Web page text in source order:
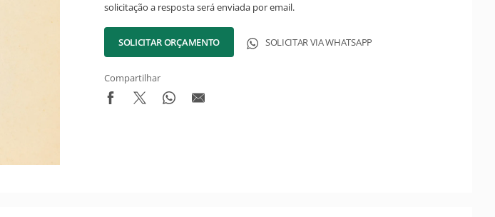
solicitação a resposta será enviada por email.
SOLICITAR ORÇAMENTO SOLICITAR VIA WHATSAPP
Compartilhar